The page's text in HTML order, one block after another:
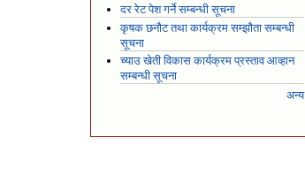
दर रेट पेश गर्ने सम्बन्धी सूचना
कृषक छनौट तथा कार्यक्रम सम्झौता सम्बन्धी
सूचना
च्याउ खेती विकास कार्यक्रम प्रस्ताव आव्हान
सम्बन्धी सूचना
अन्य